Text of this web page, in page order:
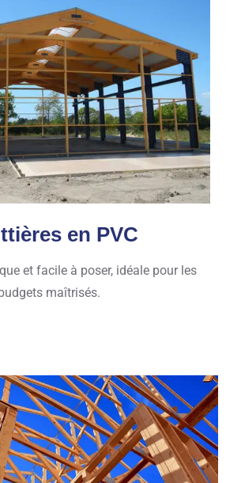
en PVC
et facile à poser, idéale pour les
budgets maîtrisés.